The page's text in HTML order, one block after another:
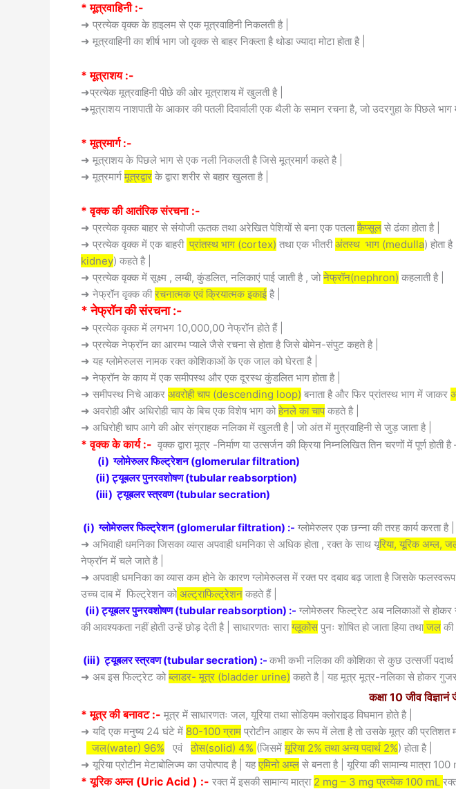
* मूत्रवाहिनी :-
➜ प्रत्येक वृक्क के हाइलम से एक मूत्रवाहिनी निकलती है |
➜ मूत्रवाहिनी का शीर्ष भाग जो वृक्क से बाहर निक्ल्ता है थोडा ज्यादा मोटा होता है |
* मूत्राशय :-
➜प्रत्येक मूत्रवाहिनी पीछे की ओर मूत्राशय में खुलती है |
➜मूत्राशय नाशपाती के आकार की पतली दिवार्वाली एक थैली के समान रचना है, जो उदरगुहा के पिछले भाग
* मूत्रमार्ग :-
➜ मूत्राशय के पिछले भाग से एक नली निकलती है जिसे मूत्रमार्ग कहते है |
➜ मूत्रमार्ग मूत्रद्वार के द्वारा शरीर से बहार खुलता है |
* वृक्क की आतंरिक संरचना :-
➜ प्रत्येक वृक्क बाहर से संयोजी ऊतक तथा अरेखित पेशियों से बना एक पतलाकैप्सूल से ढंका होता है |
➜ प्रत्येक वृक्क में एक बाहरी प्रांतस्थ भाग (cortex) तथा एक भीतरीअंतस्थ भाग (medulla) होता
kidney) कहते है |
➜ प्रत्येक वृक्क में सूक्ष्म , लम्बी, कुंडलित, नलिकाएं पाई जाती है , जोनेफ्रॉन(nephron) कहलाती है |
➜ नेफ्रॉन वृक्क कीरचनात्मक एवं क्रियात्मक इकाई है |
* नेफ्रॉन की संरचना :-
➜ प्रत्येक वृक्क में लगभग 10,000,00 नेफ्रॉन होते हैं |
➜ प्रत्येक नेफ्रॉन का आरम्भ प्याले जैसे रचना से होता है जिसे बोमेन-संपुट कहते है |
➜ यह ग्लोमेरुलस नामक रक्त कोशिकाओं के एक जाल को घेरता है |
➜ नेफ्रॉन के काय में एक समीपस्थ और एक दूरस्थ कुंडलित भाग होता है |
➜ समीपस्थ निचे आकर अवरोही चाप (descending loop) बनाता है और फिर प्रांतस्थ भाग में जाकर
➜ अवरोही और अधिरोही चाप के बिच एक विशेष भाग कोहेनले का चापकहते है |
➜ अधिरोही चाप आगे की ओर संग्राहक नलिका में खुलती है | जो अंत में मुत्रवाहिनी से जुड़ जाता है |
* वृक्क के कार्य :- वृक्क द्वारा मूत्र -निर्माण या उत्सर्जन की क्रिया निम्नलिखित तिन चरणों में पूर्ण होती
(i) ग्लोमेरुलर फिल्ट्रेशन (glomerular filtration)
(ii) ट्यूबलर पुनरवशोषण (tubular reabsorption)
(iii) ट्यूबलर स्त्रवण (tubular secration)
(i) ग्लोमेरुलर फिल्ट्रेशन (glomerular filtration) :- ग्लोमेरुलर एक छन्ना की तरह कार्य करता है |
➜ अभिवाही धमनिका जिसका व्यास अपवाही धमनिका से अधिक होता , रक्त के साथ यूरिया, यूरिक अम्ल,
नेफ्रॉन में चले जाते है |
➜ अपवाही धमनिका का व्यास कम होने के कारण ग्लोमेरुलस में रक्त पर दबाव बढ़ जाता है जिसके फलस्वरूप
उच्च दाब में फिल्ट्रेशन को अल्ट्राफिल्ट्रेशन कहते हैं |
(ii) ट्यूबलर पुनरवशोषण (tubular reabsorption) :- ग्लोमेरुलर फिल्ट्रेट अब नलिकाओं से होकर
की आवश्यकता नहीं होती उन्हें छोड़ देती है | साधारणतः साराग्लूकोस पुनः शोषित हो जाता हिया तथा जल की
(iii) ट्यूबलर स्त्रवण (tubular secration) :- कभी कभी नलिका की कोशिका से कुछ उत्सर्जी पदार्थ
➜ अब इस फिल्ट्रेट कोब्लाडर- मूत्र (bladder urine) कहते है | यह मूत्र मूत्र-नलिका से होकर गुजरता
कक्षा 10 जीव
* मूत्र की बनावट :- मूत्र में साधारणतः जल, यूरिया तथा सोडियम क्लोराइड विघमान होते है |
➜ यदि एक मनुष्य 24 घंटे में 80-100 ग्राम प्रोटीन आहार के रूप में लेता है तो उसके मूत्र की प्रतिशत
जल(water) 96% एवं ठोस(solid) 4% (जिसमें यूरिया 2% तथा अन्य पदार्थ 2%) होता है |
➜ यूरिया प्रोटीन मेटाबोलिज्म का उपोत्पाद है | यहएमिनो अम्ल से बनता है | यूरिया की सामान्य मात्रा
* यूरिक अम्ल (Uric Acid ) :- रक्त में इसकी सामान्य मात्रा 2 mg – 3 mg प्रत्येक 100 mL